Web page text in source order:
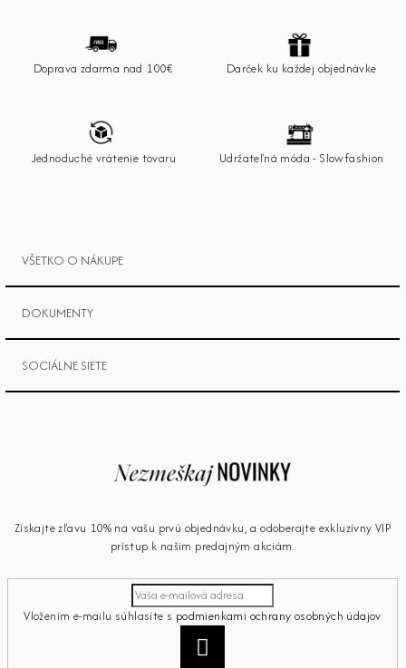
Doprava zdarma nad 100€ Darček ku každej objednávke
Jednoduché vrátenie tovaru Udržateľná móda - Slowfashion
VŠETKO O NÁKUPE
DOKUMENTY
SOCIÁLNE SIETE
Získajte zľavu 10% na vašu prvú objednávku, a odoberajte exkluzívny VIP
prístup k našim predajným akciám.
Vložením e-mailu súhlasíte s podmienkami ochrany osobných údajov